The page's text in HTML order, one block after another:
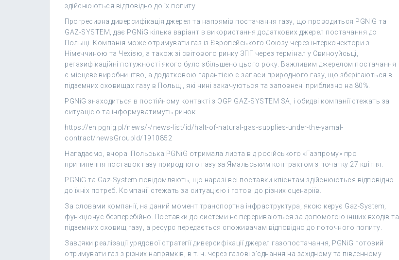
здійснюються відповідно до їх попиту.
Прогресивна диверсифікація джерел та напрямів постачання газу, що проводиться PGNiG та
GAZ-SYSTEM, дає PGNiG кілька варіантів використання додаткових джерел постачання до
Польщі. Компанія може отримувати газ із Європейського Союзу через інтерконектори з
Німеччиною та Чехією, а також зі світового ринку ЗПГ через термінал у Свиноуйсьці,
регазифікаційні потужності якого було збільшено цього року. Важливим джерелом постачання
є місцеве виробництво, а додатковою гарантією є запаси природного газу, що зберігаються в
підземних сховищах газу в Польщі, які нині закачуються та заповнені приблизно на 80%.
PGNiG знаходиться в постійному контакті з OGP GAZ-SYSTEM SA, і обидві компанії стежать за
ситуацією та інформуватимуть ринок.
https://en.pgnig.pl/news/-/news-list/id/halt-of-natural-gas-supplies-under-the-yamal-
contract/newsGroupId/1910852
Нагадаємо, вчора Польська PGNiG отримала листа від російського «Газпрому» про
припинення поставок газу природного газу за Ямальським контрактом з початку 27 квітня.
PGNiG та Gaz-System повідомляють, що наразі всі поставки клієнтам здійснюються відповідно
до їхніх потреб. Компанії стежать за ситуацією і готові до різних сценаріїв.
За словами компанії, на даний момент транспортна інфраструктура, якою керує Gaz-System,
функціонує безперебійно. Поставки до системи не перериваються за допомогою інших входів та
підземних сховищ газу, а ресурс передається споживачам відповідно до поточного попиту.
Завдяки реалізації урядової стратегії диверсифікації джерел газопостачання, PGNiG готовий
отримувати газ з різних напрямків, в т. ч. через газові з’єднання на західному та південному